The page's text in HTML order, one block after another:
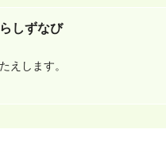
しずなび
えします。